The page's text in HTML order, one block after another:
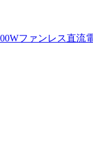
ファンレス直流